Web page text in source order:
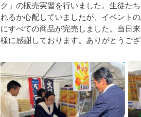
ク」の販売実習を行いました。生徒た
れるか心配していましたが、イベント
にすべての商品が完売しました。当日
様に感謝しております。ありがとうござ